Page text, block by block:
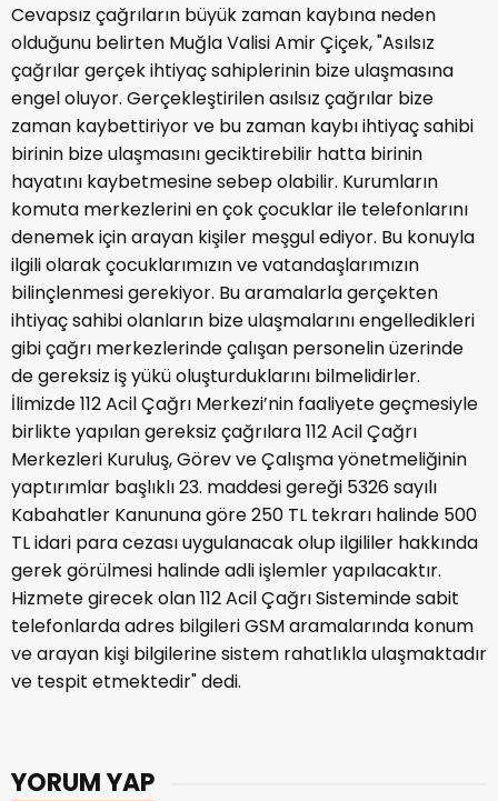
Cevapsız çağrıların büyük zaman kaybına neden
olduğunu belirten Muğla Valisi Amir Çiçek, "Asılsız
çağrılar gerçek ihtiyaç sahiplerinin bize ulaşmasına
engel oluyor. Gerçekleştirilen asılsız çağrılar bize
zaman kaybettiriyor ve bu zaman kaybı ihtiyaç sahibi
birinin bize ulaşmasını geciktirebilir hatta birinin
hayatını kaybetmesine sebep olabilir. Kurumların
komuta merkezlerini en çok çocuklar ile telefonlarını
denemek için arayan kişiler meşgul ediyor. Bu konuyla
ilgili olarak çocuklarımızın ve vatandaşlarımızın
bilinçlenmesi gerekiyor. Bu aramalarla gerçekten
ihtiyaç sahibi olanların bize ulaşmalarını engelledikleri
gibi çağrı merkezlerinde çalışan personelin üzerinde
de gereksiz iş yükü oluşturduklarını bilmelidirler.
İlimizde 112 Acil Çağrı Merkezi’nin faaliyete geçmesiyle
birlikte yapılan gereksiz çağrılara 112 Acil Çağrı
Merkezleri Kuruluş, Görev ve Çalışma yönetmeliğinin
yaptırımlar başlıklı 23. maddesi gereği 5326 sayılı
Kabahatler Kanununa göre 250 TL tekrarı halinde 500
TL idari para cezası uygulanacak olup ilgililer hakkında
gerek görülmesi halinde adli işlemler yapılacaktır.
Hizmete girecek olan 112 Acil Çağrı Sisteminde sabit
telefonlarda adres bilgileri GSM aramalarında konum
ve arayan kişi bilgilerine sistem rahatlıkla ulaşmaktadır
ve tespit etmektedir" dedi.
YORUM YAP